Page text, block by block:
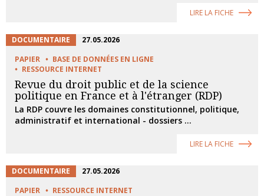
LIRE LA FICHE
DOCUMENTAIRE
27.05.2026
PAPIER
BASE DE DONNÉES EN LIGNE
RESSOURCE INTERNET
Revue du droit public et de la science
politique en France et à l'étranger (RDP)
La RDP couvre les domaines constitutionnel, politique,
administratif et international - dossiers ...
LIRE LA FICHE
DOCUMENTAIRE
27.05.2026
PAPIER
RESSOURCE INTERNET